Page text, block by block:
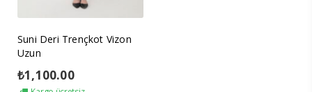
Suni Deri Trençkot Vizon
Uzun
₺1,100.00